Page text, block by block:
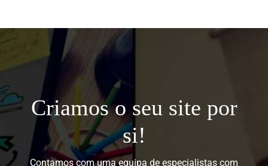
Criamos o seu site por
si!
Contamos com uma equipa de especialistas com